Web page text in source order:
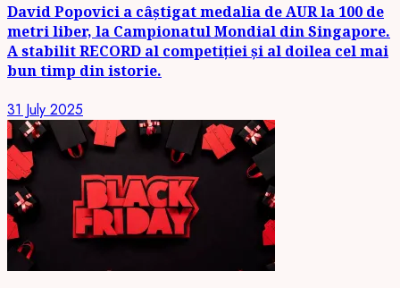
David Popovici a câștigat medalia de AUR la 100 de
metri liber, la Campionatul Mondial din Singapore.
A stabilit RECORD al competiției și al doilea cel mai
bun timp din istorie.
31 July 2025